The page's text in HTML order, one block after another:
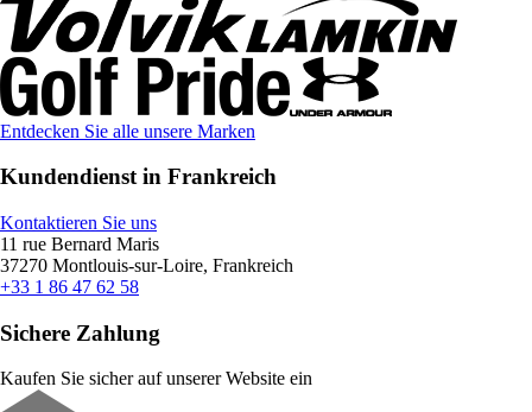
Entdecken Sie alle unsere Marken
Kundendienst in Frankreich
Kontaktieren Sie uns
11 rue Bernard Maris
37270 Montlouis-sur-Loire, Frankreich
+33 1 86 47 62 58
Sichere Zahlung
Kaufen Sie sicher auf unserer Website ein